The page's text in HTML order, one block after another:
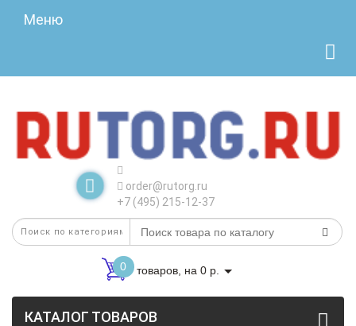
Меню
order@rutorg.ru
+7 (495) 215-12-37
0 товаров, на 0 р.
КАТАЛОГ ТОВАРОВ